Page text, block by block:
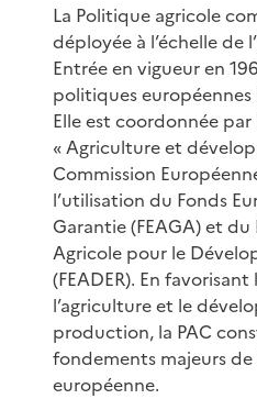
La Politique agricole
déployée à l’échelle de
Entrée en vigueur en
politiques européennes
Elle est coordonnée
« Agriculture et
Commission
l’utilisation du Fonds
Garantie (FEAGA) et du
Agricole pour le
(FEADER). En
l’agriculture et le
production, la PAC
fondements majeurs
européenne.